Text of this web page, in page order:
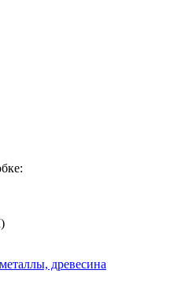
древесина